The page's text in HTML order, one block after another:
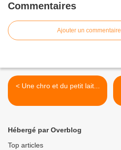
Commentaires
Ajouter un commentaire
< Une chro et du petit lait...
Hébergé par Overblog
Top articles